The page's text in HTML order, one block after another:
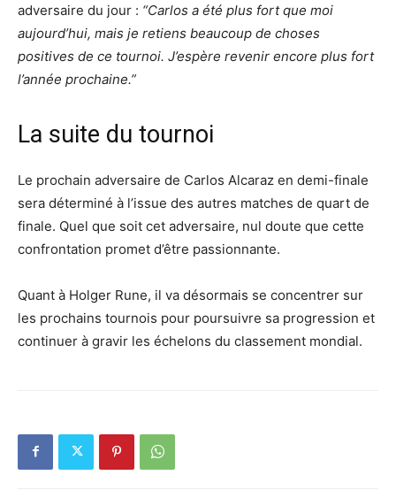
adversaire du jour : “Carlos a été plus fort que moi
aujourd’hui, mais je retiens beaucoup de choses
positives de ce tournoi. J’espère revenir encore plus fort
l’année prochaine.”
La suite du tournoi
Le prochain adversaire de Carlos Alcaraz en demi-finale
sera déterminé à l’issue des autres matches de quart de
finale. Quel que soit cet adversaire, nul doute que cette
confrontation promet d’être passionnante.
Quant à Holger Rune, il va désormais se concentrer sur
les prochains tournois pour poursuivre sa progression et
continuer à gravir les échelons du classement mondial.